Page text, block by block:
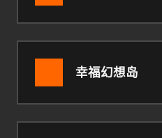
幸福幻想岛